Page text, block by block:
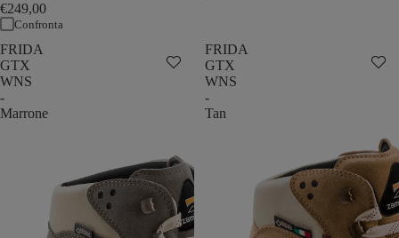
€249,00
Confronta
FRIDA
GTX
WNS
-
Marrone
FRIDA
GTX
WNS
-
Tan